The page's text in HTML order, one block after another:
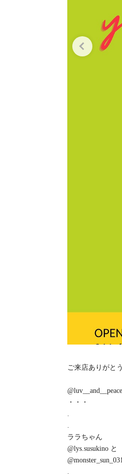
ご来店ありがと
@luv__and__peace
・・・
ララちゃん
@lys.susukino と